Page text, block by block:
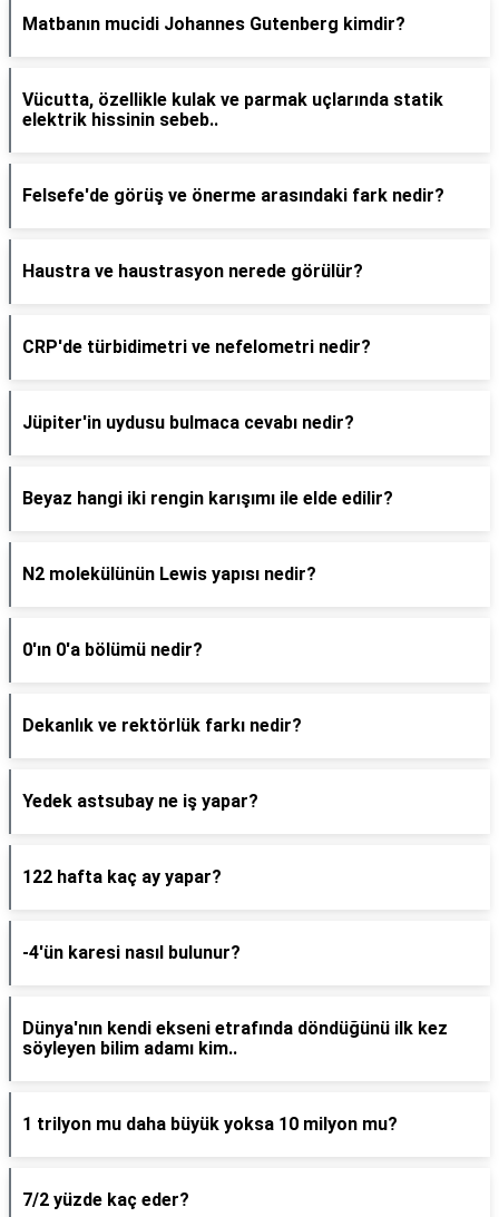
Matbanın mucidi Johannes Gutenberg kimdir?
Vücutta, özellikle kulak ve parmak uçlarında statik
elektrik hissinin sebeb..
Felsefe'de görüş ve önerme arasındaki fark nedir?
Haustra ve haustrasyon nerede görülür?
CRP'de türbidimetri ve nefelometri nedir?
Jüpiter'in uydusu bulmaca cevabı nedir?
Beyaz hangi iki rengin karışımı ile elde edilir?
N2 molekülünün Lewis yapısı nedir?
0'ın 0'a bölümü nedir?
Dekanlık ve rektörlük farkı nedir?
Yedek astsubay ne iş yapar?
122 hafta kaç ay yapar?
-4'ün karesi nasıl bulunur?
Dünya'nın kendi ekseni etrafında döndüğünü ilk kez
söyleyen bilim adamı kim..
1 trilyon mu daha büyük yoksa 10 milyon mu?
7/2 yüzde kaç eder?